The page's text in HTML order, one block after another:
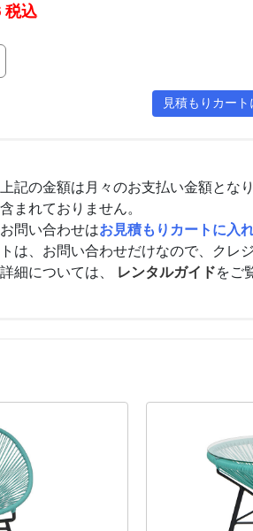
税込
記の金額は月々のお支払い金額となり
まれておりません。
問い合わせはお見積もりカートに入
は、お問い合わせだけなので、クレ
細については、
レンタルガイドをご